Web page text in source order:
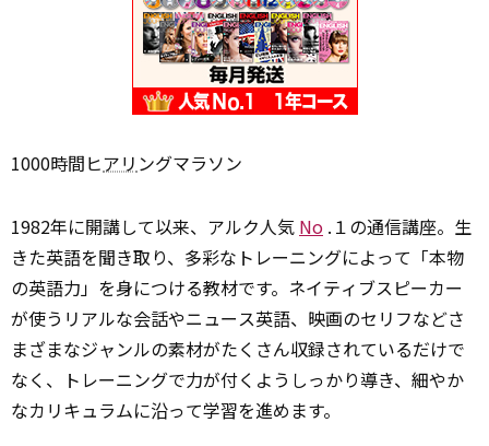
1000時間ヒアリ ングマラソン
1982年に開講して以来、アルク人気 No .１の通信講座。生
きた英語を聞き取り、多彩なトレーニングによって「本物
の英語力」を身につける教材です。ネイティブスピーカー
が使うリアルな会話やニュース英語、映画のセリフなどさ
まざまなジャンルの素材がたくさん収録されているだけで
なく、トレーニングで力が付くようしっかり導き、細やか
なカリキュラムに沿って学習を進めます。